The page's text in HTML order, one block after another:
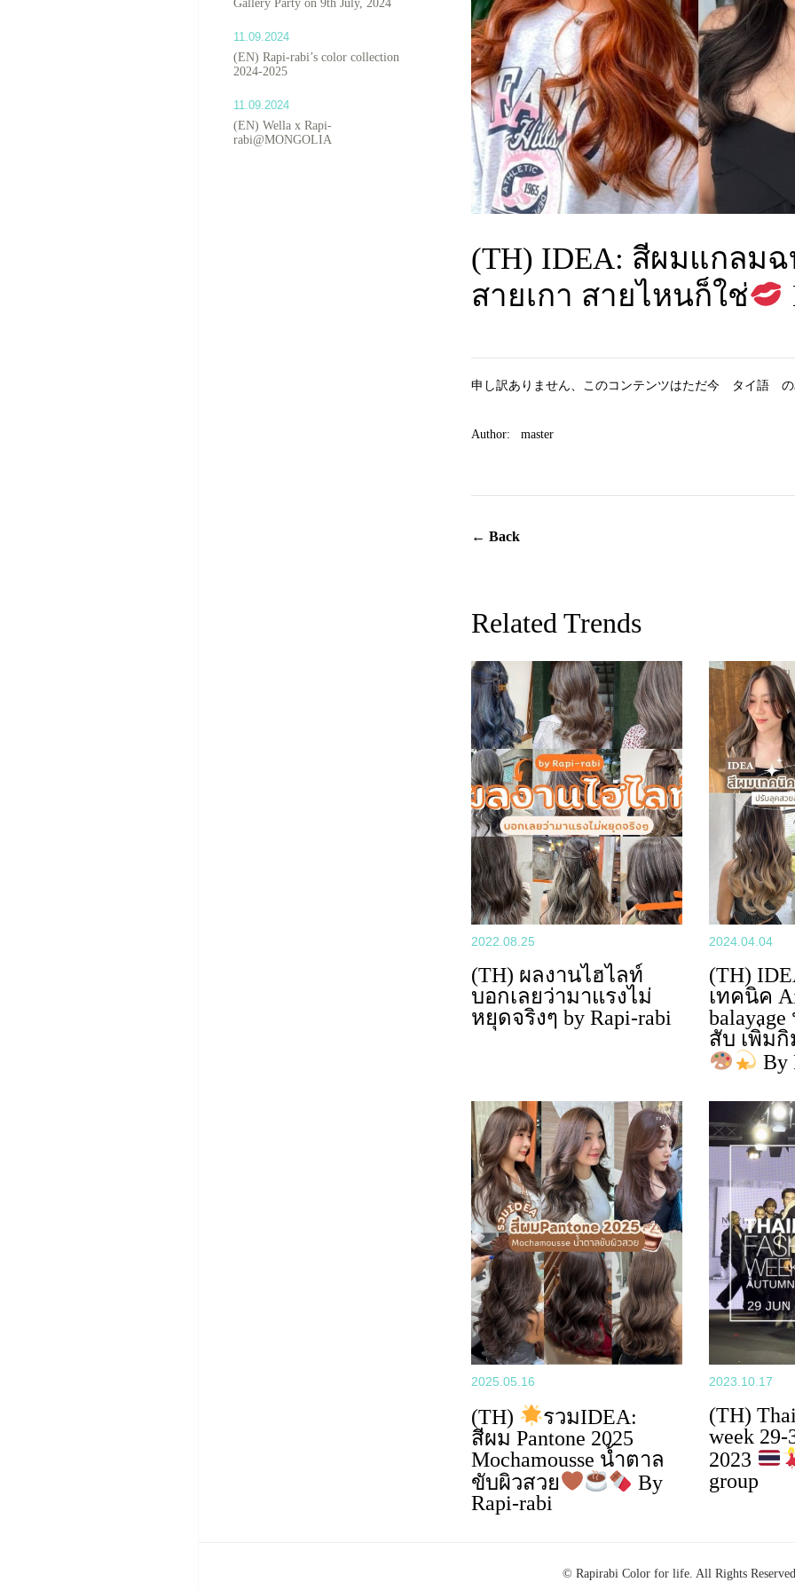
Gallery Party on 9th July, 2024
11.09.2024
(EN) Rapi-rabi’s color collection
2024-2025
11.09.2024
(EN) Wella x Rapi-
rabi@MONGOLIA
(TH) IDEA: สีผมแกลม
สายเกา สายไหนก็ใช่
申し訳ありません、このコンテンツはただ今 タイ語 の
Author: master
← Back
Related Trends
2022.08.25
(TH) ผลงานไฮไลท์
บอกเลยว่ามาแรงไม่
หยุดจริงๆ by Rapi-rabi
2024.04.04
(TH)
เทคนิค
สับ เพิ่ม
By
2025.05.16
(TH)
รวมIDEA:
สีผม Pantone 2025
Mochamousse น้ำตาล
ขับผิวสวย
By
Rapi-rabi
2023.10.17
(TH)
week 29-
2023
group
© Rapirabi Color for life. All Rights